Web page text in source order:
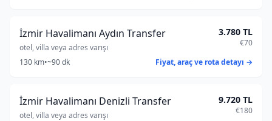
İzmir Havalimanı Aydın Transfer
otel, villa veya adres varışı
3.780 TL
€70
130 km•~90 dk Fiyat, araç ve rota detayı →
İzmir Havalimanı Denizli Transfer
otel, villa veya adres varışı
9.720 TL
€180